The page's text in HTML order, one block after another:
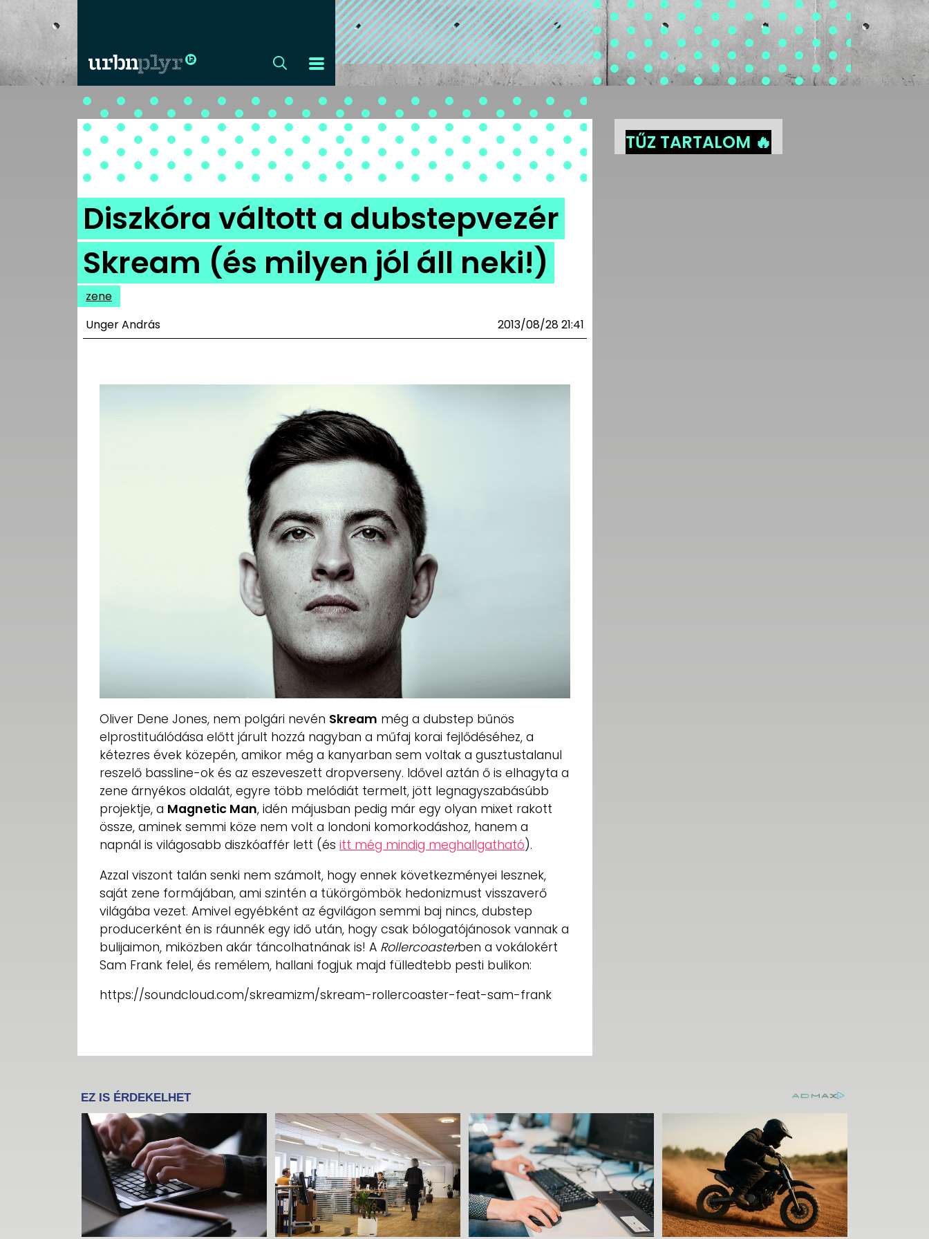
CÍMLAP
DIZÁJN
DIVAT
HIP
KULT
MÉDIAAJÁNLAT
Diszkóra váltott a dubstepvezér
Skream (és milyen jól áll neki!)
zene
Unger András
2013/08/28 21:41
Oliver Dene Jones, nem polgári nevén Skream még a dubstep bűnös
elprostituálódása előtt járult hozzá nagyban a műfaj korai fejlődéséhez, a
kétezres évek közepén, amikor még a kanyarban sem voltak a gusztustalanul
reszelő bassline-ok és az eszeveszett dropverseny. Idővel aztán ő is elhagyta a
zene árnyékos oldalát, egyre több melódiát termelt, jött legnagyszabásúbb
projektje, a Magnetic Man, idén májusban pedig már egy olyan mixet rakott
össze, aminek semmi köze nem volt a londoni komorkodáshoz, hanem a
napnál is világosabb diszkóaffér lett (és itt még mindig meghallgatható).
Azzal viszont talán senki nem számolt, hogy ennek következményei lesznek,
saját zene formájában, ami szintén a tükörgömbök hedonizmust visszaverő
világába vezet. Amivel egyébként az égvilágon semmi baj nincs, dubstep
producerként én is ráunnék egy idő után, hogy csak bólogatójánosok vannak a
bulijaimon, miközben akár táncolhatnának is! A Rollercoasterben a vokálokért
Sam Frank felel, és remélem, hallani fogjuk majd fülledtebb pesti bulikon:
https://soundcloud.com/skreamizm/skream-rollercoaster-feat-sam-frank
TŰZ TARTALOM 🔥